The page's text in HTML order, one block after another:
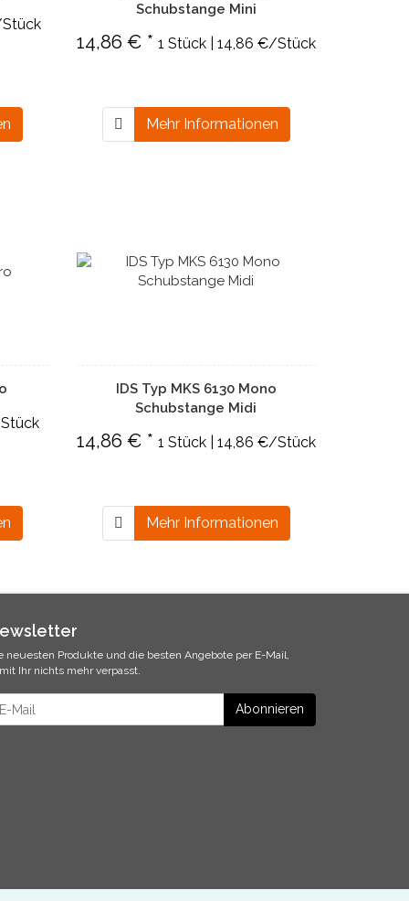
Schubstange Mini
14,86 € * 1 Stück | 14,86 €/Stück
Mehr Informationen
IDS Typ MKS 6130 Mono
Schubstange Midi
14,86 € * 1 Stück | 14,86 €/Stück
Mehr Informationen
neuesten Produkte und die besten Angebote per E-Mail,
Ihr nichts mehr verpasst.
Abonnieren